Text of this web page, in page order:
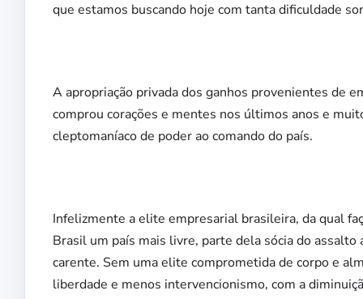
que estamos buscando hoje com tanta dificuldade
A apropriação privada dos ganhos provenientes de
comprou corações e mentes nos últimos anos e
cleptomaníaco de poder ao comando do país.
Infelizmente a elite empresarial brasileira, da qual
Brasil um país mais livre, parte dela sócia do
carente. Sem uma elite comprometida de corpo e
liberdade e menos intervencionismo, com a